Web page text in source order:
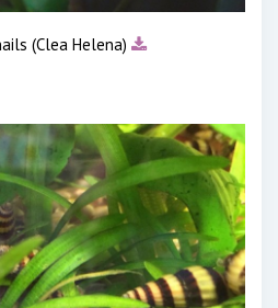
(Clea Helena)